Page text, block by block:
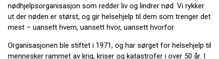
nødhjelpsorganisasjon som redder liv og lindrer nød. Vi rykker
ut der nøden er størst, og gir helsehjelp til dem som trenger det
mest – uansett hvem, uansett hvor, uansett hvorfor.
Organisasjonen ble stiftet i 1971, og har sørget for helsehjelp til
mennesker rammet av krig, kriser og katastrofer i over 50 år. I